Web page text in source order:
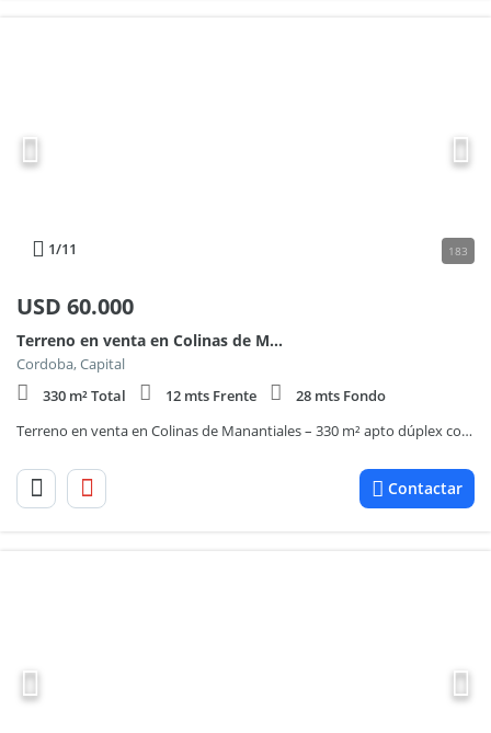
1/11 183
USD 60.000
Terreno en venta en Colinas de Manantiales – 330 m² apto dúplex con excelente ubicación
Cordoba, Capital
330 m² Total
12 mts Frente
28 mts Fondo
Terreno en venta en Colinas de Manantiales – 330 m² apto dúplex con excelente ubicación
Contactar